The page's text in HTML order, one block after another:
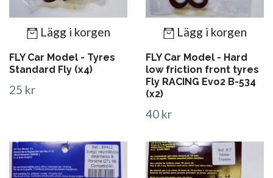
Lägg i korgen
FLY Car Model - Tyres
Standard Fly (x4)
25 kr
Lägg i korgen
FLY Car Model - Hard
low friction front tyres
Fly RACING Evo2 B-534
(x2)
40 kr